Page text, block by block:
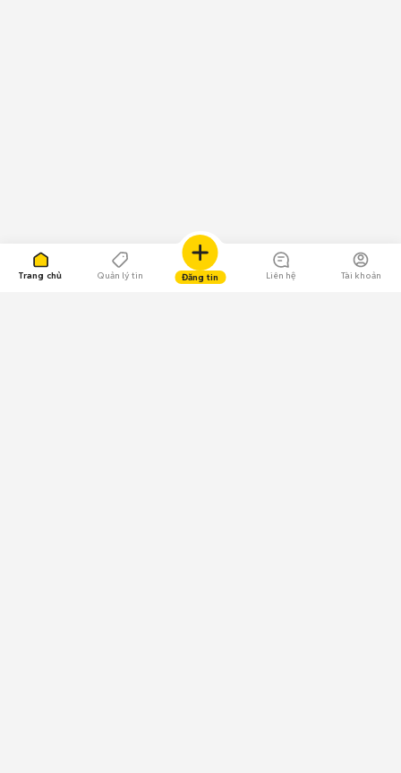
Trang chủ Quản lý tin Đăng tin Liên hệ Tài khoản